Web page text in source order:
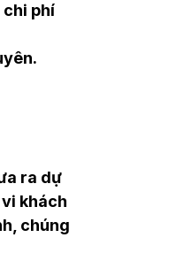
chi phí
ra dự
khách
chúng